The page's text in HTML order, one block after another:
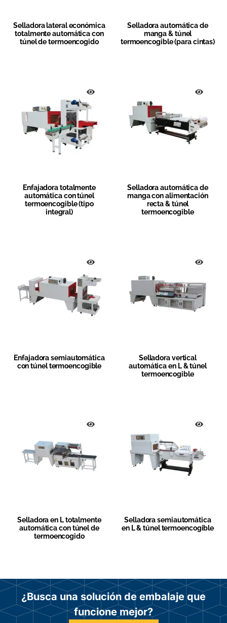
Selladora lateral económica
totalmente automática con
túnel de termoencogido
Selladora automática de
manga & túnel
termoencogible (para cintas)
Enfajadora totalmente
automática con túnel
termoencogible (tipo
integral)
Selladora automática de
manga con alimentación
recta & túnel
termoencogible
Enfajadora semiautomática
con túnel termoencogible
Selladora vertical
automática en L & túnel
termoencogible
Selladora en L totalmente
automática con túnel de
termoencogido
Selladora semiautomática
en L & túnel termoencogible
¿Busca una solución de embalaje que
funcione mejor?